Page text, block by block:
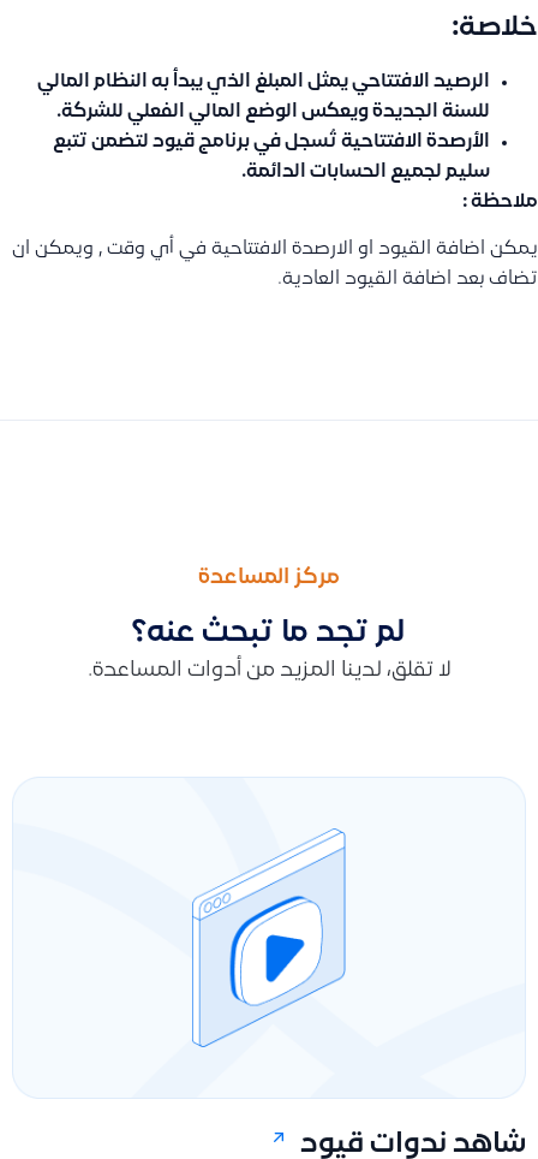
خلاصة:
الرصيد الافتتاحي يمثل المبلغ الذي يبدأ به النظام المالي
للسنة الجديدة ويعكس الوضع المالي الفعلي للشركة.
الأرصدة الافتتاحية تُسجل في برنامج قيود لتضمن تتبع
سليم لجميع الحسابات الدائمة.
ملاحظة :
يمكن اضافة القيود او الارصدة الافتتاحية في أي وقت , ويمكن ان
تضاف بعد اضافة القيود العادية.
مركز المساعدة
لم تجد ما تبحث عنه؟
لا تقلق، لدينا المزيد من أدوات المساعدة.
شاهد ندوات قيود